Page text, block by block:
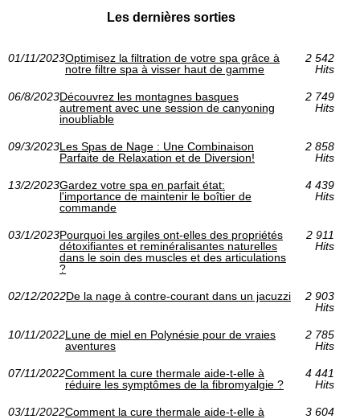
Les dernières sorties
01/11/2023Optimisez la filtration de votre spa grâce à
notre filtre spa à visser haut de gamme
2 542
Hits
06/8/2023Découvrez les montagnes basques
autrement avec une session de canyoning
inoubliable
2 749
Hits
09/3/2023Les Spas de Nage : Une Combinaison
Parfaite de Relaxation et de Diversion!
2 858
Hits
13/2/2023Gardez votre spa en parfait état:
l'importance de maintenir le boîtier de
commande
4 439
Hits
03/1/2023Pourquoi les argiles ont-elles des propriétés
détoxifiantes et reminéralisantes naturelles
dans le soin des muscles et des articulations
?
2 911
Hits
02/12/2022De la nage à contre-courant dans un jacuzzi
2 903
Hits
10/11/2022Lune de miel en Polynésie pour de vraies
aventures
2 785
Hits
07/11/2022Comment la cure thermale aide-t-elle à
réduire les symptômes de la fibromyalgie ?
4 441
Hits
03/11/2022Comment la cure thermale aide-t-elle à
3 604